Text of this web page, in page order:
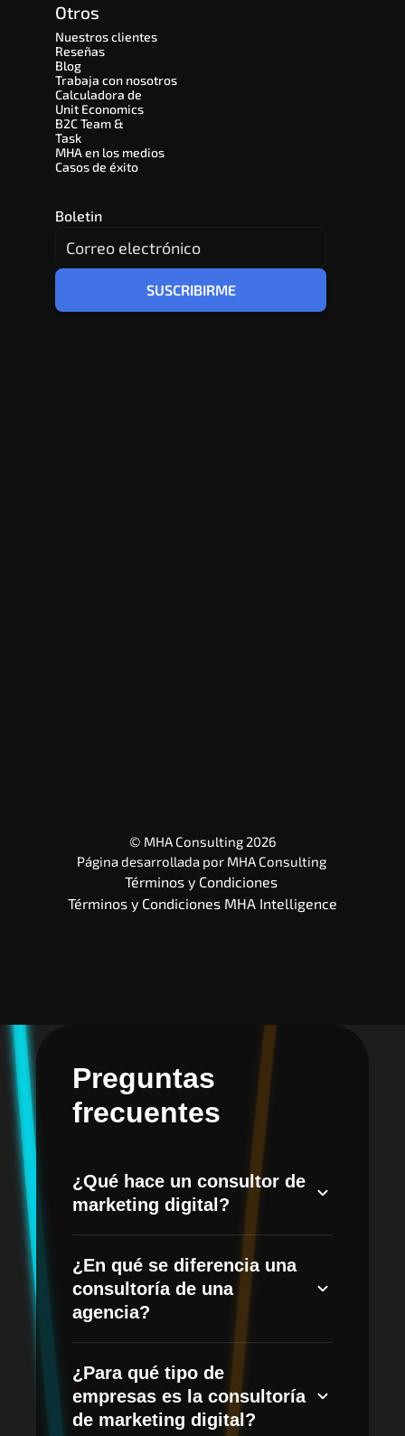
Preguntas
frecuentes
¿Qué hace un consultor de
marketing digital?
analiza tu negocio, mercado y audiencia
para diseñar una estrategia a medida y
acompañarte en su ejecución. Te ayuda
invertir tu presupuesto donde genera
más resultados.
¿En qué se diferencia una
consultoría de una
agencia?
el diagnóstico y la toma de decisiones,
mientras que la agencia ejecuta las
campañas. En MHA combinamos
¿Para qué tipo de
empresas es la consultoría
de marketing digital?
Otros
Nuestros clientes
Reseñas
Blog
Trabaja con nosotros
Calculadora de
Unit Economics
B2C Team &
Task
MHA en los medios
Casos de éxito
Boletin
© MHA Consulting 2026
Página desarrollada por MHA Consulting
Términos y Condiciones MHA Intelligence
Términos y Condiciones